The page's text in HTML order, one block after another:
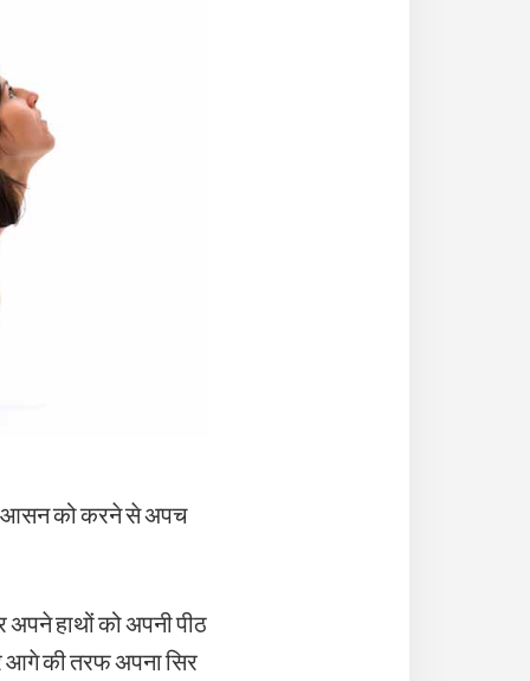
आसन को करने से अपच
हाथों को अपनी पीठ
आगे की तरफ अपना सिर